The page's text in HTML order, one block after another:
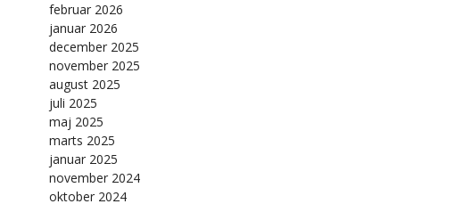
februar 2026
januar 2026
december 2025
november 2025
august 2025
juli 2025
maj 2025
marts 2025
januar 2025
november 2024
oktober 2024